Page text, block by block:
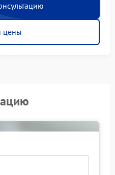
цены